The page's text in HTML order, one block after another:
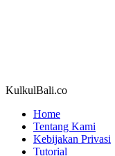
KulkulBali.co
Home
Tentang Kami
Kebijakan Privasi
Tutorial